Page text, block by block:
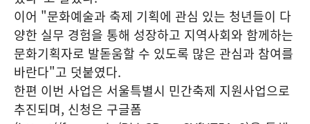
이어 "문화예술과 축제 기획에 관심 있는 청년들이 다
양한 실무 경험을 통해 성장하고 지역사회와 함께하는
문화기획자로 발돋움할 수 있도록 많은 관심과 참여를
바란다"고 덧붙였다.
한편 이번 사업은 서울특별시 민간축제 지원사업으로
추진되며, 신청은 구글폼